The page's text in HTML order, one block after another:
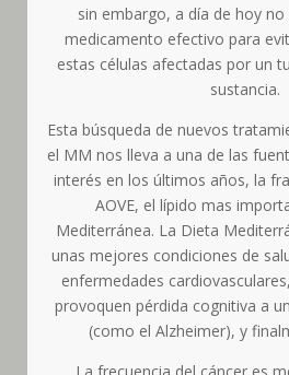
sin embargo, a día de hoy
medicamento efectivo para
estas células afectadas por un
sustancia.
Esta búsqueda de nuevos
el MM nos lleva a una de las
interés en los últimos años, la
AOVE, el lípido mas
Mediterránea. La Dieta
unas mejores condiciones de
enfermedades
provoquen pérdida cognitiva a
(como el Alzheimer), y